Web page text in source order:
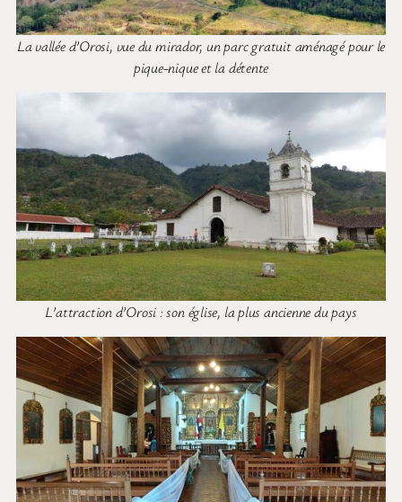
La vallée d’Orosi, vue du mirador, un parc gratuit aménagé pour le
pique-nique et la détente
L’attraction d’Orosi : son église, la plus ancienne du pays